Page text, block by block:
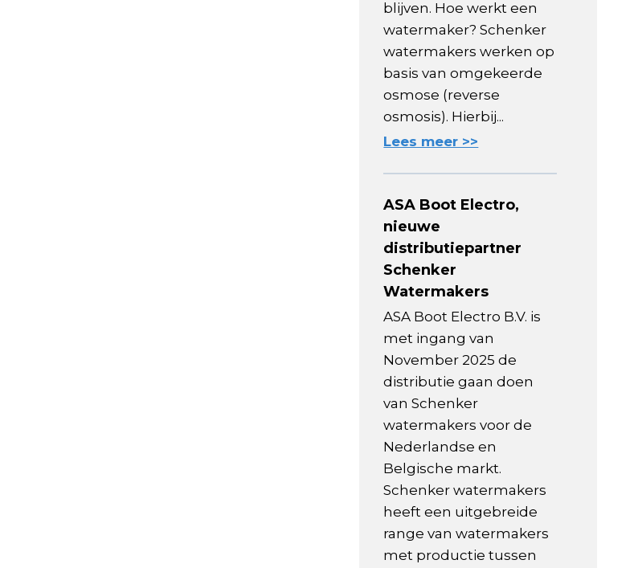
blijven. Hoe werkt een
watermaker? Schenker
watermakers werken op
basis van omgekeerde
osmose (reverse
osmosis). Hierbij...
Lees meer >>
ASA Boot Electro,
nieuwe
distributiepartner
Schenker
Watermakers
ASA Boot Electro B.V. is
met ingang van
November 2025 de
distributie gaan doen
van Schenker
watermakers voor de
Nederlandse en
Belgische markt.
Schenker watermakers
heeft een uitgebreide
range van watermakers
met productie tussen